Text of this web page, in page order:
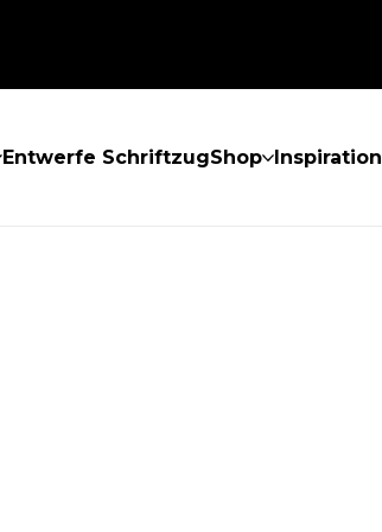
Entwerfe SchriftzugShop Inspiration